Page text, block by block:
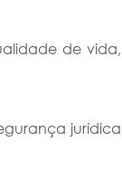
de vida,
jurídica